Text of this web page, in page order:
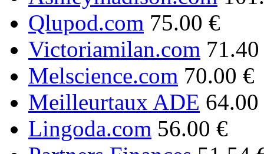
Qlupod.com 75.00 €
Victoriamilan.com
Melscience.com 70.00 €
Meilleurtaux ADE 64.00
Lingoda.com 56.00 €